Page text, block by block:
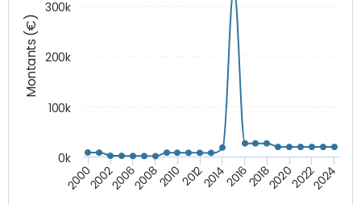
Montants (€)
200020022006200820102012201420162018202020222024
0k
100k
200k
300k